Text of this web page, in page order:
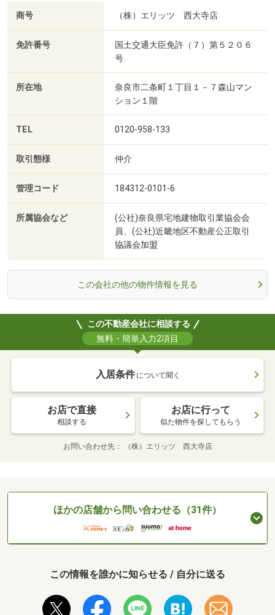
商号 （株）エリッツ 西大寺店
免許番号
国土交通大臣免許（７）第５２０６
号
所在地
奈良市二条町１丁目１－７森山マン
ション１階
TEL 0120-958-133
取引態様 仲介
管理コード 184312-0101-6
所属協会など
(公社)奈良県宅地建物取引業協会会
員、(公社)近畿地区不動産公正取引
協議会加盟
この会社の他の物件情報を見る
この不動産会社に相談する
無料・簡単入力2項目
入居条件 について聞く
お店で直接
相談する
お店に行って
似た物件を探してもらう
お問い合わせ先 （株）エリッツ 西大寺店
ほかの店舗から問い合わせる（31件）
この情報を誰かに知らせる / 自分に送る